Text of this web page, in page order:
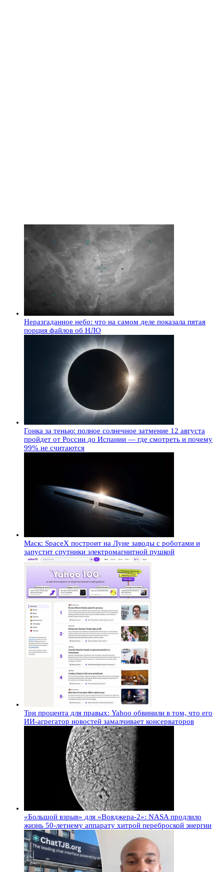
Неразгаданное небо: что на самом деле показала пятая
порция файлов об НЛО
Гонка за тенью: полное солнечное затмение 12 августа
пройдет от России до Испании — где смотреть и почему
99% не считаются
Маск: SpaceX построит на Луне заводы с роботами и
запустит спутники электромагнитной пушкой
Три процента для правых: Yahoo обвинили в том, что его
ИИ-агрегатор новостей замалчивает консерваторов
«Большой взрыв» для «Вояджера-2»: NASA продлило
жизнь 50-летнему аппарату хитрой переброской энергии